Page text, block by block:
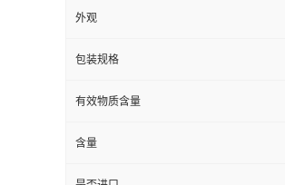
外观
包装规格
有效物质含量
含量